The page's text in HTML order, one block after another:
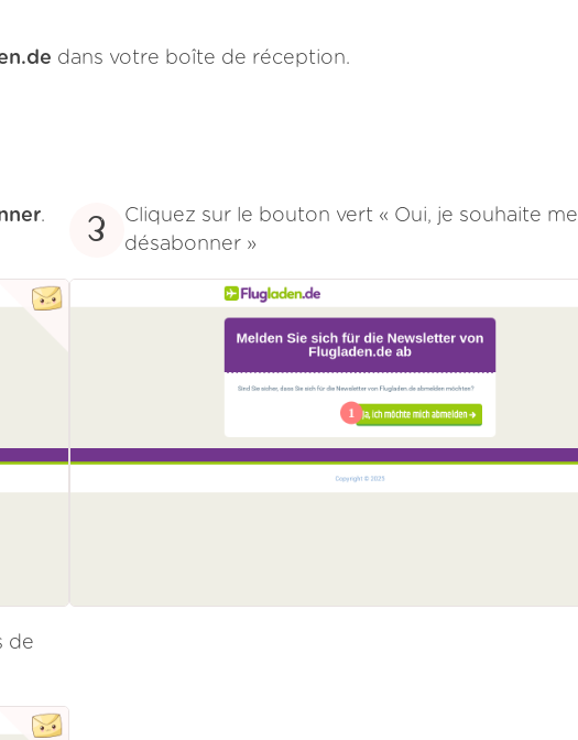
dans votre boîte de réception.
.
3
Cliquez sur le bouton vert « Oui, je souhaite me
désabonner »
de